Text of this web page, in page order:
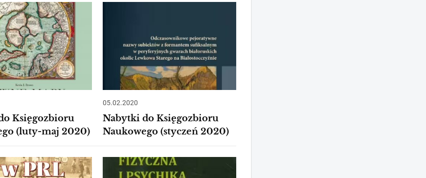
Księgozbioru
(luty-maj 2020)
05.02.2020
Nabytki do Księgozbioru
Naukowego (styczeń 2020)